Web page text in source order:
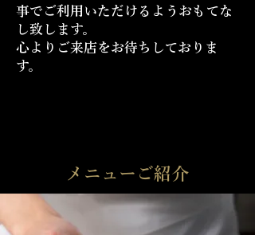
事でご利用いただけるようおもてな
し致します。
心よりご来店をお待ちしておりま
す。
メニューご紹介